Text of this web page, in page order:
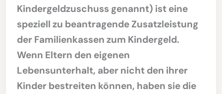
Kindergeldzuschuss genannt) ist eine
speziell zu beantragende Zusatzleistung
der Familienkassen zum Kindergeld.
Wenn Eltern den eigenen
Lebensunterhalt, aber nicht den ihrer
Kinder bestreiten können, haben sie die